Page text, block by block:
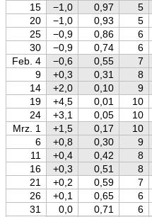
15
−1,0 0,97 5
20
−1,0 0,93 5
25
−0,9 0,86 6
30
−0,9 0,74 6
Feb. 4
−0,6 0,55 7
9
+0,3 0,31 8
14
+2,0 0,10 9
19
+4,5 0,01 10
24
+3,1 0,05 10
Mrz. 1
+1,5 0,17 10
6
+0,8 0,30 9
11
+0,4 0,42 8
16
+0,3 0,51 8
21
+0,2 0,59 7
26
+0,1 0,65 6
31
0,0 0,71 6